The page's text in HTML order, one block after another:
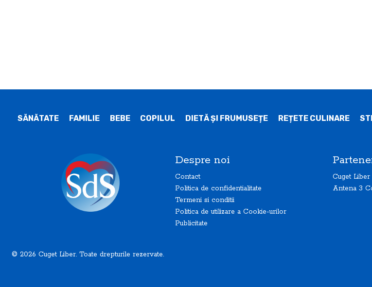
SĂNĂTATE FAMILIE BEBE COPILUL DIETĂ ŞI FRUMUSEȚE REȚETE CULINARE
Despre noi
Contact
Politica de confidentialitate
Termeni si conditii
Politica de utilizare a Cookie-urilor
Publicitate
Cuget Liber
Antena 3
© 2026 Cuget Liber. Toate drepturile rezervate.